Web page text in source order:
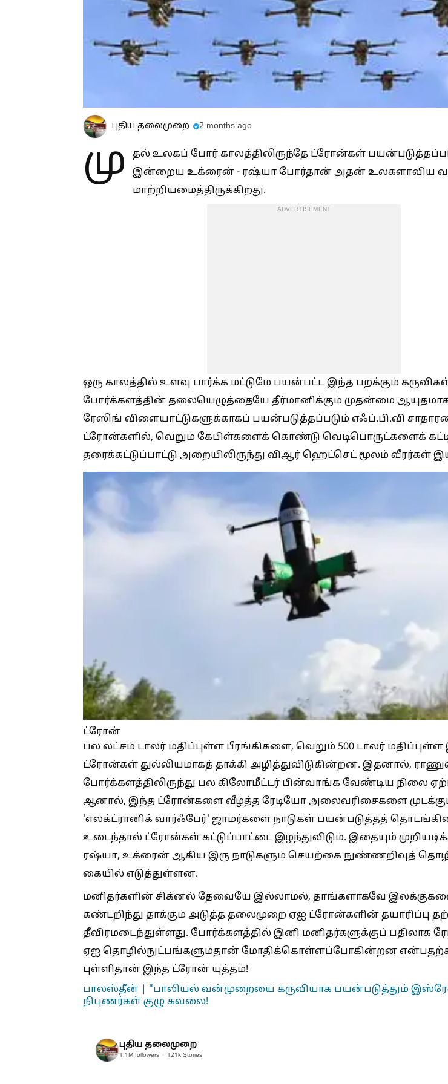
புதிய தலைமுறை 2 months ago
மு
தல் உலகப் போர் காலத்திலிருந்தே ட்ரோன்கள்
இன்றைய உக்ரைன் - ரஷ்யா போர்தான் அதன் உலகளாவிய
மாற்றியமைத்திருக்கிறது.
ADVERTISEMENT
ஒரு காலத்தில் உளவு பார்க்க மட்டுமே பயன்பட்ட இந்த பறக்கும்
போர்க்களத்தின் தலையெழுத்தையே தீர்மானிக்கும் முதன்மை
ரேஸிங் விளையாட்டுகளுக்காகப் பயன்படுத்தப்படும் எஃப்.பி.வி
ட்ரோன்களில், வெறும் கேபிள்களைக் கொண்டு வெடிபொருட்களைக்
தரைக்கட்டுப்பாட்டு அறையிலிருந்து விஆர் ஹெட்செட் மூலம் வீரர்கள்
ட்ரோன்
பல லட்சம் டாலர் மதிப்புள்ள பீரங்கிகளை, வெறும் 500 டாலர் மதிப்புள்ள
ட்ரோன்கள் துல்லியமாகத் தாக்கி அழித்துவிடுகின்றன. இதனால்,
போர்க்களத்திலிருந்து பல கிலோமீட்டர் பின்வாங்க வேண்டிய நிலை
ஆனால், இந்த ட்ரோன்களை வீழ்த்த ரேடியோ அலைவரிசைகளை
'எலக்ட்ரானிக் வார்ஃபேர்' ஜாமர்களை நாடுகள் பயன்படுத்தத்
உடைந்தால் ட்ரோன்கள் கட்டுப்பாட்டை இழந்துவிடும். இதையும்
ரஷ்யா, உக்ரைன் ஆகிய இரு நாடுகளும் செயற்கை நுண்ணறிவுத்
கையில் எடுத்துள்ளன.
மனிதர்களின் சிக்னல் தேவையே இல்லாமல், தாங்களாகவே
கண்டறிந்து தாக்கும் அடுத்த தலைமுறை ஏஐ ட்ரோன்களின் தயாரிப்பு
தீவிரமடைந்துள்ளது. போர்க்களத்தில் இனி மனிதர்களுக்குப் பதிலாக
ஏஐ தொழில்நுட்பங்களும்தான் மோதிக்கொள்ளப்போகின்றன
புள்ளிதான் இந்த ட்ரோன் யுத்தம்!
பாலஸ்தீன் | "பாலியல் வன்முறையை கருவியாக பயன்படுத்தும்
நிபுணர்கள் குழு கவலை!
புதிய தலைமுறை
1.1M followers 121k Stories